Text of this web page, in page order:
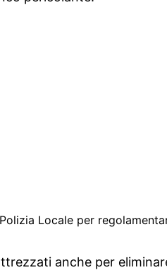
Locale per
anche per